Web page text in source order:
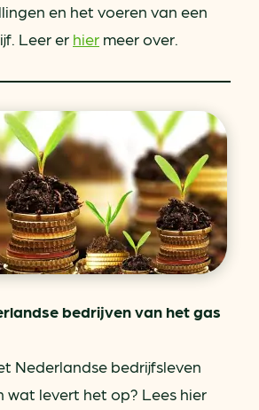
en het voeren van een
Leer er hier meer over.
bedrijven van het gas
Nederlandse bedrijfsleven
wat levert het op? Lees hier